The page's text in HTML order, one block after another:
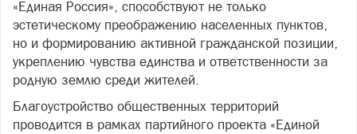
«Единая Россия», способствуют не только
эстетическому преображению населенных пунктов,
но и формированию активной гражданской позиции,
укреплению чувства единства и ответственности за
родную землю среди жителей.
Благоустройство общественных территорий
проводится в рамках партийного проекта «Единой